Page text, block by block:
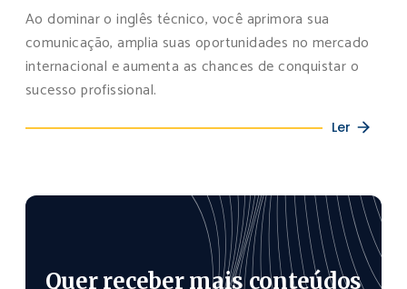
Ao dominar o inglês técnico, você aprimora sua
comunicação, amplia suas oportunidades no mercado
internacional e aumenta as chances de conquistar o
sucesso profissional.
Ler
Quer receber mais conteúdos